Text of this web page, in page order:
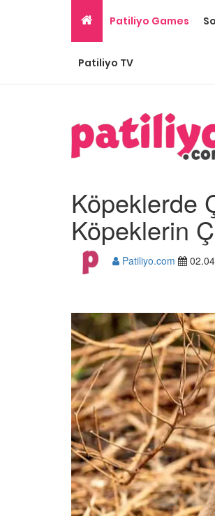
Patiliyo Games
Patiliyo TV
Köpeklerde
Köpeklerin
Patiliyo.com